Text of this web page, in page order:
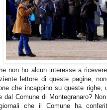
non ho alcun interesse a
lettore di queste pagine,
che incappino su queste
dal Comune di Montegranaro?
che il Comune ha